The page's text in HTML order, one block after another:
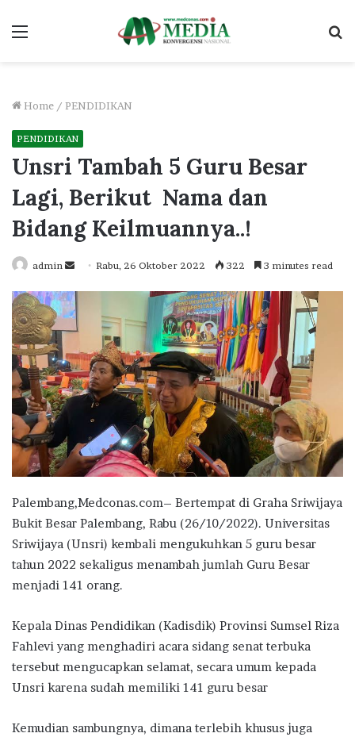
Menu
Home / PENDIDIKAN
PENDIDIKAN
Unsri Tambah 5 Guru Besar
Lagi, Berikut Nama dan
Bidang Keilmuannya..!
admin
Send
email
Rabu, 26 Oktober 2022 322 3 minutes read
Palembang,Medconas.com– Bertempat di Graha Sriwijaya
Bukit Besar Palembang, Rabu (26/10/2022). Universitas
Sriwijaya (Unsri) kembali mengukuhkan 5 guru besar
tahun 2022 sekaligus menambah jumlah Guru Besar
menjadi 141 orang.
Kepala Dinas Pendidikan (Kadisdik) Provinsi Sumsel Riza
Fahlevi yang menghadiri acara sidang senat terbuka
tersebut mengucapkan selamat, secara umum kepada
Unsri karena sudah memiliki 141 guru besar
Kemudian sambungnya, dimana terlebih khusus juga